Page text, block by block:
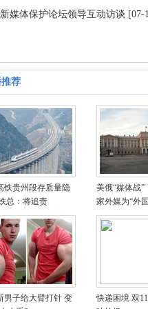
新媒体保护论坛领导互动访谈 [07-